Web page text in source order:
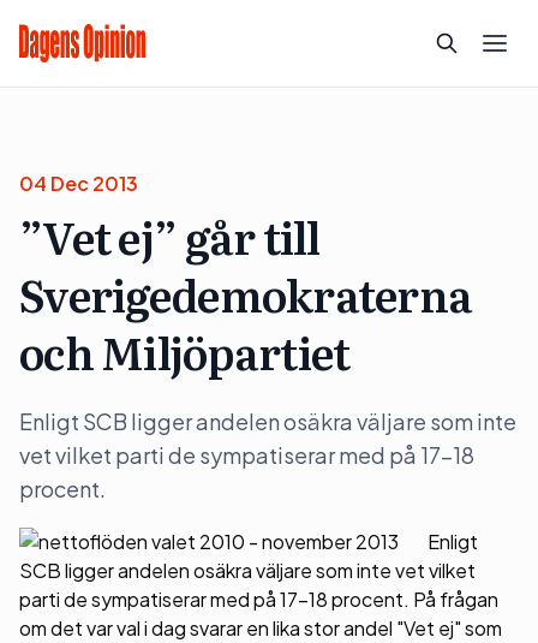
04 Dec 2013
”Vet ej” går till
Sverigedemokraterna
och Miljöpartiet
Enligt SCB ligger andelen osäkra väljare som inte
vet vilket parti de sympatiserar med på 17-18
procent.
Enligt
SCB ligger andelen osäkra väljare som inte vet vilket
parti de sympatiserar med på 17-18 procent. På frågan
om det var val i dag svarar en lika stor andel "Vet ej" som